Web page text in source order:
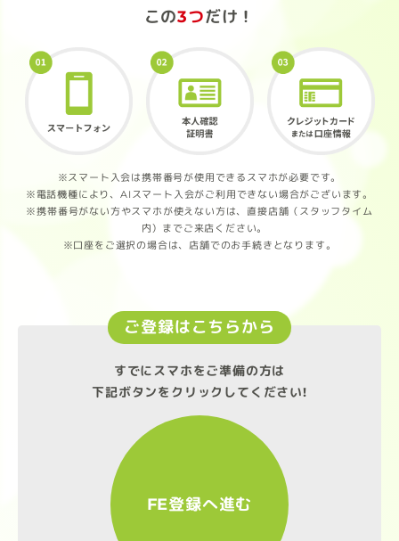
この3つだけ！
※スマート入会は携帯番号が使用できるスマホが必要です。
※電話機種により、AIスマート入会がご利用できない場合がございます。
※携帯番号がない方やスマホが使えない方は、直接店舗（スタッフタイム
内）までご来店ください。
※口座をご選択の場合は、店舗でのお手続きとなります。
ご登録はこちらから
すでにスマホをご準備の方は
下記ボタンをクリックしてください!
FE登録へ進む